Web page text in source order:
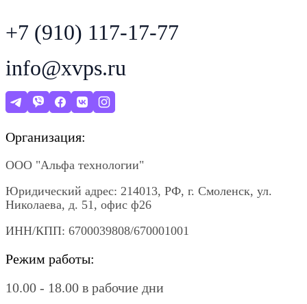
+7 (910) 117-17-77
info@xvps.ru
Организация:
ООО "Альфа технологии"
Юридический адрес: 214013, РФ, г. Смоленск, ул.
Николаева, д. 51, офис ф26
ИНН/КПП: 6700039808/670001001
Режим работы:
10.00 - 18.00 в рабочие дни